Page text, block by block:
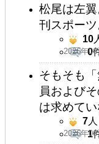
松尾は左
刊スポーツ
2026年
10
0
そもそも
員および
は求めてい
2026年
7人
1